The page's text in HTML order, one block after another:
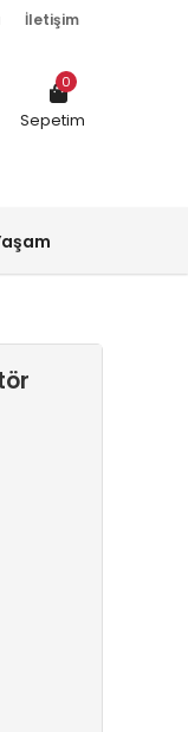
İletişim
Sepetim
0